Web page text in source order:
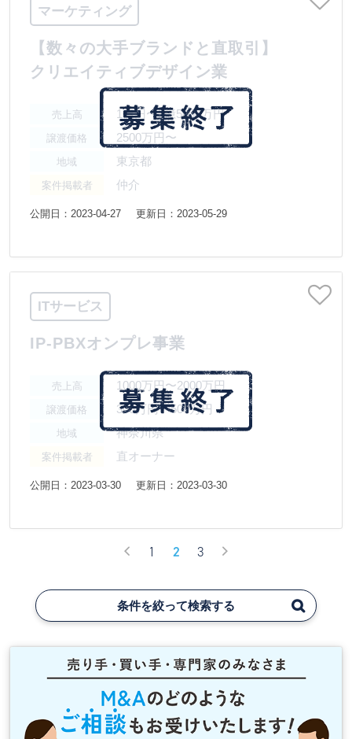
マーケティング
【数々の大手ブランドと直取引】
クリエイティブデザイン業
売上高 1億円〜2億5000万円
譲渡価格 2500万円〜
地域 東京都
案件掲載者 仲介
公開日：2023-04-27 更新日：2023-05-29
ITサービス
IP-PBXオンプレ事業
売上高 1000万円〜2000万円
譲渡価格 300万円〜500万円
地域 神奈川県
案件掲載者 直オーナー
公開日：2023-03-30 更新日：2023-03-30
1 2 3
条件を絞って検索する